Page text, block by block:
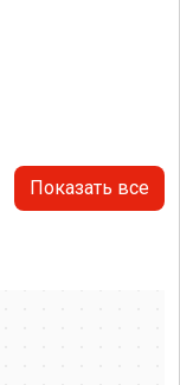
Показать все